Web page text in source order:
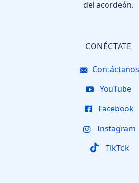
del acordeón.
CONÉCTATE
Contáctanos
YouTube
Facebook
Instagram
TikTok